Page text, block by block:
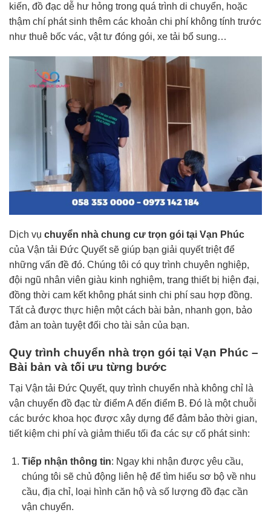
kiến, đồ đạc dễ hư hỏng trong quá trình di chuyển, hoặc
thậm chí phát sinh thêm các khoản chi phí không tính trước
như thuê bốc vác, vật tư đóng gói, xe tải bổ sung…
Dịch vụ chuyển nhà chung cư trọn gói tại Vạn Phúc
của Vận tải Đức Quyết sẽ giúp bạn giải quyết triệt để
những vấn đề đó. Chúng tôi có quy trình chuyên nghiệp,
đội ngũ nhân viên giàu kinh nghiệm, trang thiết bị hiện đại,
đồng thời cam kết không phát sinh chi phí sau hợp đồng.
Tất cả được thực hiện một cách bài bản, nhanh gọn, bảo
đảm an toàn tuyệt đối cho tài sản của bạn.
Quy trình chuyển nhà trọn gói tại Vạn Phúc –
Bài bản và tối ưu từng bước
Tại Vận tải Đức Quyết, quy trình chuyển nhà không chỉ là
vận chuyển đồ đạc từ điểm A đến điểm B. Đó là một chuỗi
các bước khoa học được xây dựng để đảm bảo thời gian,
tiết kiệm chi phí và giảm thiểu tối đa các sự cố phát sinh:
Tiếp nhận thông tin: Ngay khi nhận được yêu cầu,
chúng tôi sẽ chủ động liên hệ để tìm hiểu sơ bộ về nhu
cầu, địa chỉ, loại hình căn hộ và số lượng đồ đạc cần
vận chuyển.